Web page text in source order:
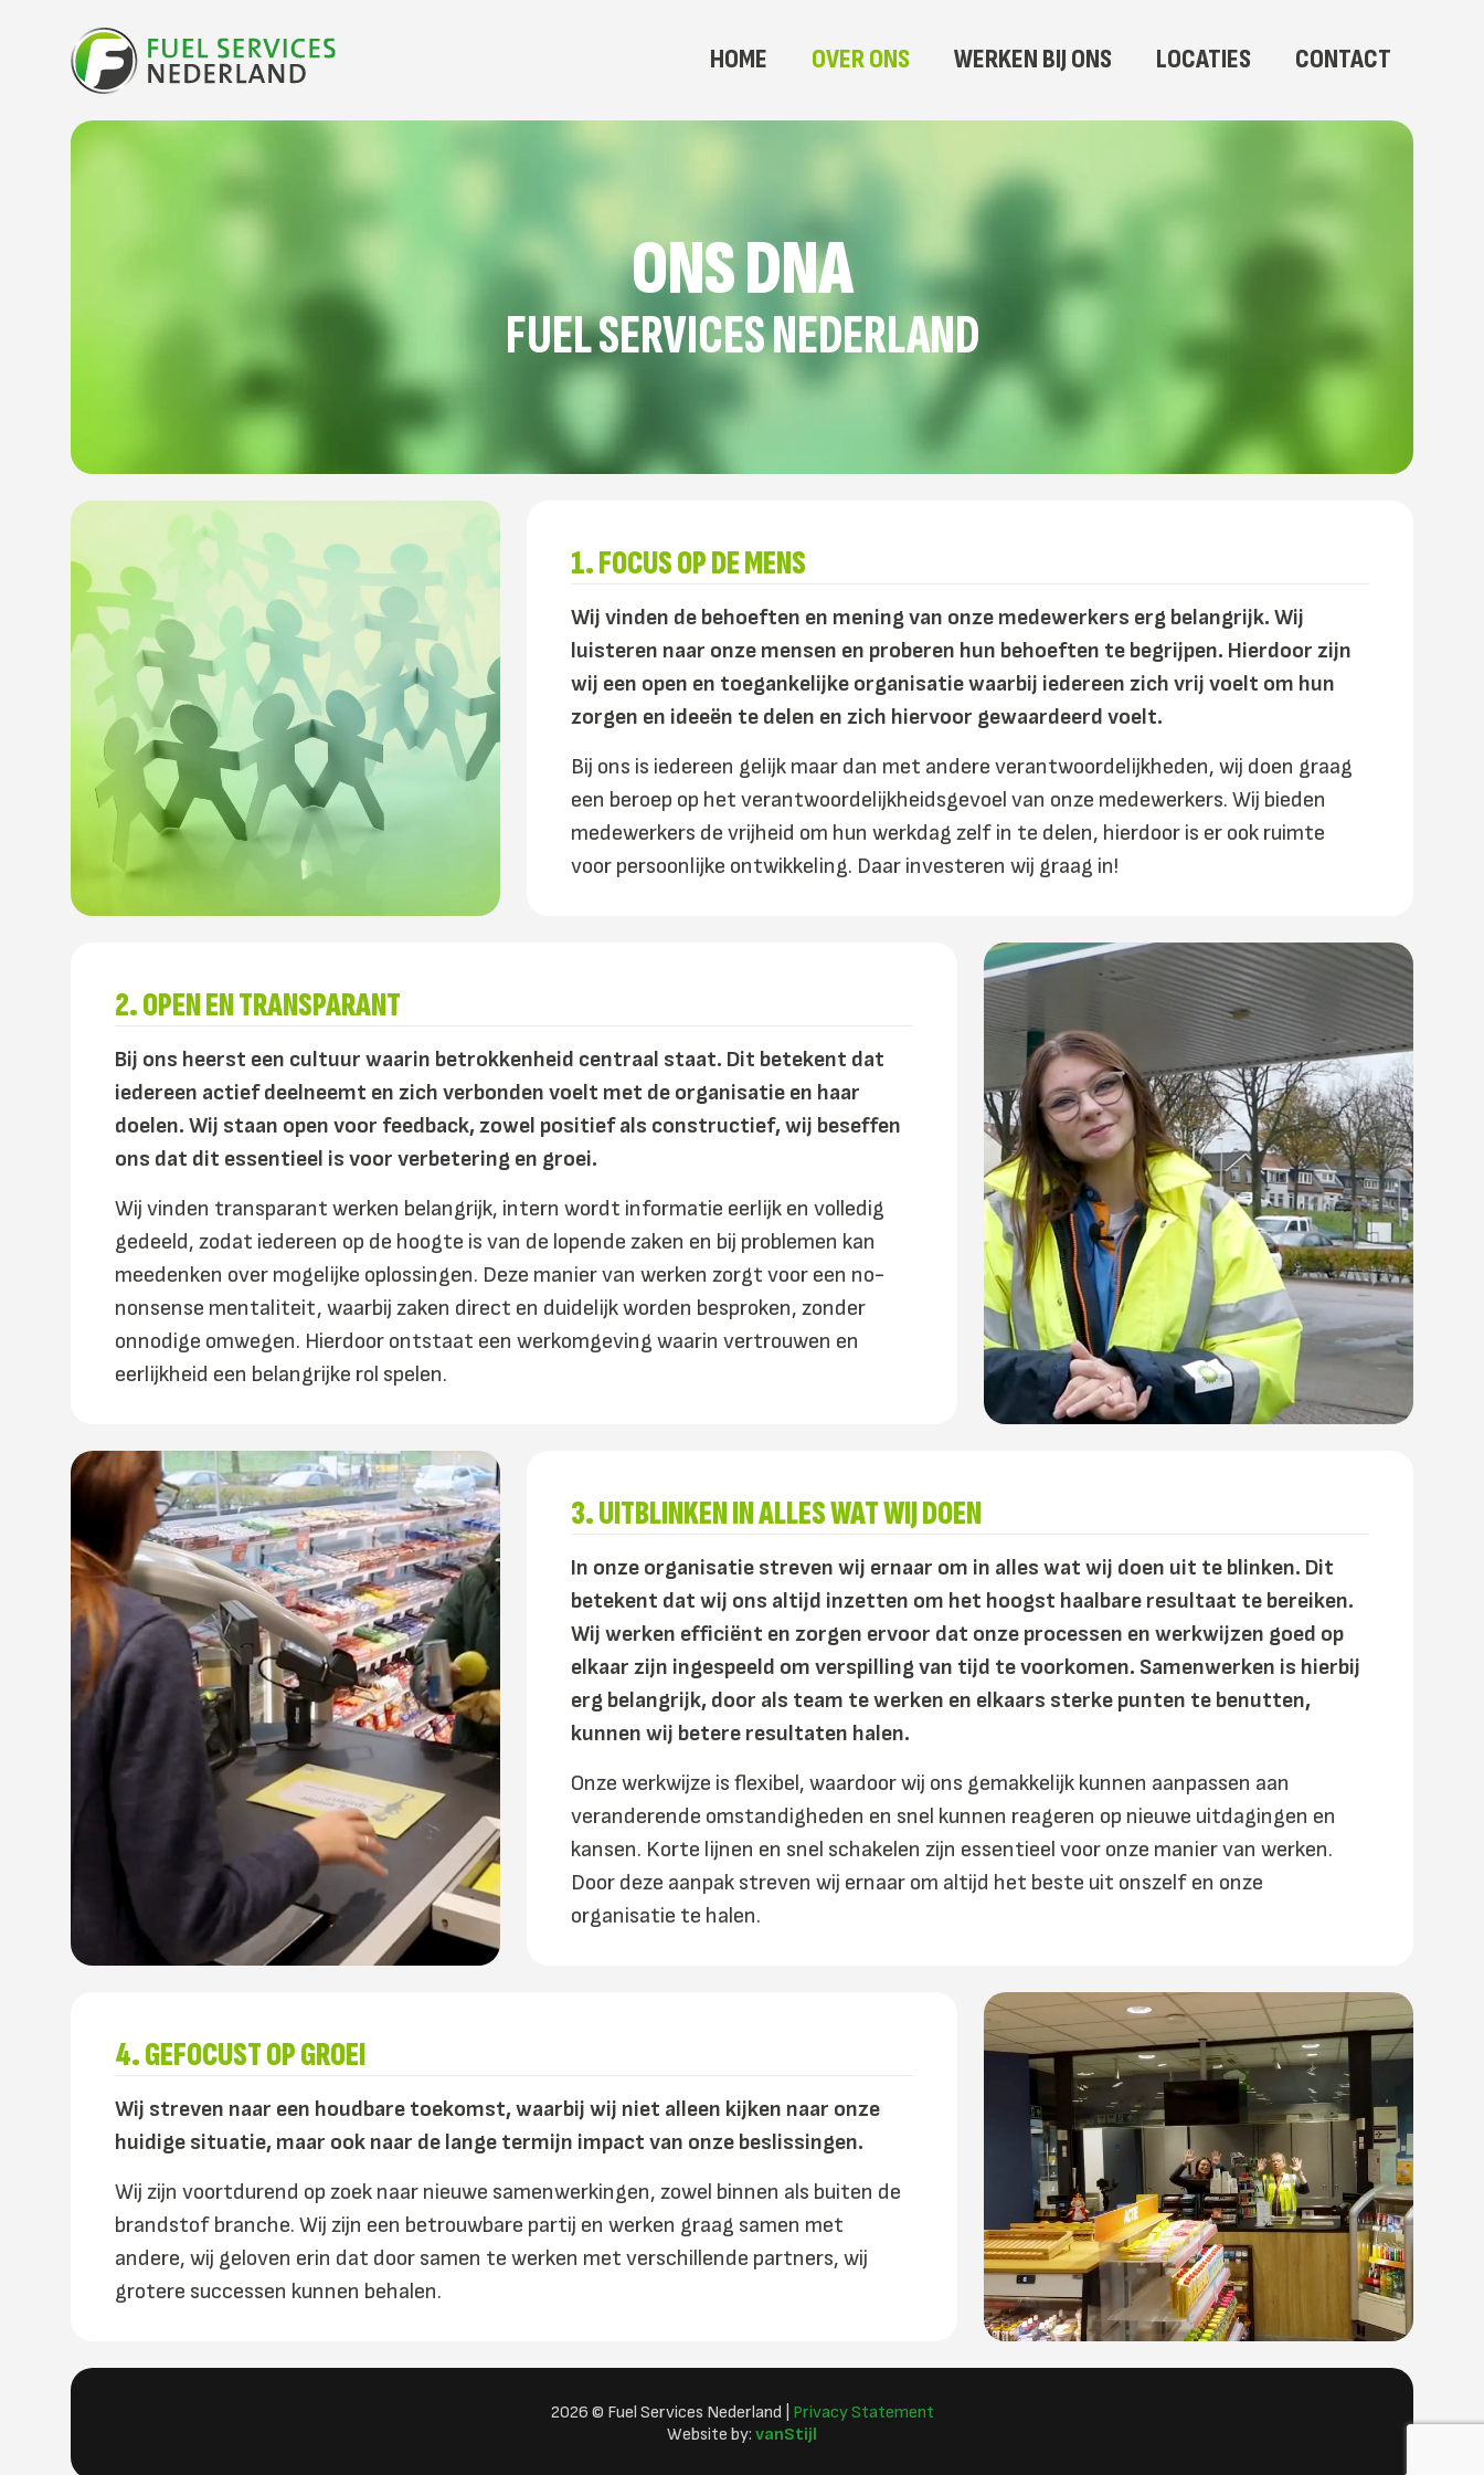
HOME OVER ONS WERKEN BIJ ONS LOCATIES CONTACT
ONS DNA
FUEL SERVICES NEDERLAND
1. FOCUS OP DE MENS
Wij vinden de behoeften en mening van onze medewerkers erg belangrijk. Wij
luisteren naar onze mensen en proberen hun behoeften te begrijpen. Hierdoor zijn
wij een open en toegankelijke organisatie waarbij iedereen zich vrij voelt om hun
zorgen en ideeën te delen en zich hiervoor gewaardeerd voelt.
Bij ons is iedereen gelijk maar dan met andere verantwoordelijkheden, wij doen graag
een beroep op het verantwoordelijkheidsgevoel van onze medewerkers. Wij bieden
medewerkers de vrijheid om hun werkdag zelf in te delen, hierdoor is er ook ruimte
voor persoonlijke ontwikkeling. Daar investeren wij graag in!
2. OPEN EN TRANSPARANT
Bij ons heerst een cultuur waarin betrokkenheid centraal staat. Dit betekent dat
iedereen actief deelneemt en zich verbonden voelt met de organisatie en haar
doelen. Wij staan open voor feedback, zowel positief als constructief, wij beseffen
ons dat dit essentieel is voor verbetering en groei.
Wij vinden transparant werken belangrijk, intern wordt informatie eerlijk en volledig
gedeeld, zodat iedereen op de hoogte is van de lopende zaken en bij problemen kan
meedenken over mogelijke oplossingen. Deze manier van werken zorgt voor een no-
nonsense mentaliteit, waarbij zaken direct en duidelijk worden besproken, zonder
onnodige omwegen. Hierdoor ontstaat een werkomgeving waarin vertrouwen en
eerlijkheid een belangrijke rol spelen.
3. UITBLINKEN IN ALLES WAT WIJ DOEN
In onze organisatie streven wij ernaar om in alles wat wij doen uit te blinken. Dit
betekent dat wij ons altijd inzetten om het hoogst haalbare resultaat te bereiken.
Wij werken efficiënt en zorgen ervoor dat onze processen en werkwijzen goed op
elkaar zijn ingespeeld om verspilling van tijd te voorkomen. Samenwerken is hierbij
erg belangrijk, door als team te werken en elkaars sterke punten te benutten,
kunnen wij betere resultaten halen.
Onze werkwijze is flexibel, waardoor wij ons gemakkelijk kunnen aanpassen aan
veranderende omstandigheden en snel kunnen reageren op nieuwe uitdagingen en
kansen. Korte lijnen en snel schakelen zijn essentieel voor onze manier van werken.
Door deze aanpak streven wij ernaar om altijd het beste uit onszelf en onze
organisatie te halen.
4. GEFOCUST OP GROEI
Wij streven naar een houdbare toekomst, waarbij wij niet alleen kijken naar onze
huidige situatie, maar ook naar de lange termijn impact van onze beslissingen.
Wij zijn voortdurend op zoek naar nieuwe samenwerkingen, zowel binnen als buiten de
brandstof branche. Wij zijn een betrouwbare partij en werken graag samen met
andere, wij geloven erin dat door samen te werken met verschillende partners, wij
grotere successen kunnen behalen.
2026 © Fuel Services Nederland | Privacy Statement
Website by: vanStijl